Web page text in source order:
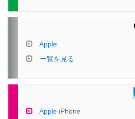
Apple
一覧を見る
Apple iPhone